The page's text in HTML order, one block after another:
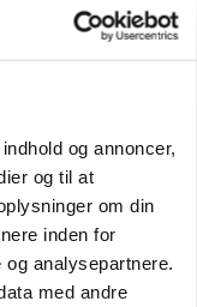
og annoncer,
og til at
om din
inden for
analysepartnere.
med andre
søges